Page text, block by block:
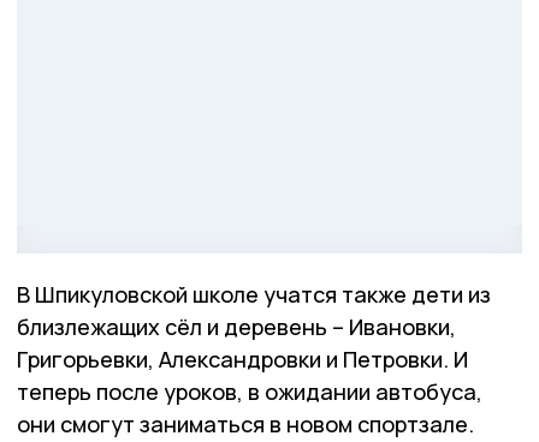
В Шпикуловской школе учатся также дети из
близлежащих сёл и деревень – Ивановки,
Григорьевки, Александровки и Петровки. И
теперь после уроков, в ожидании автобуса,
они смогут заниматься в новом спортзале.